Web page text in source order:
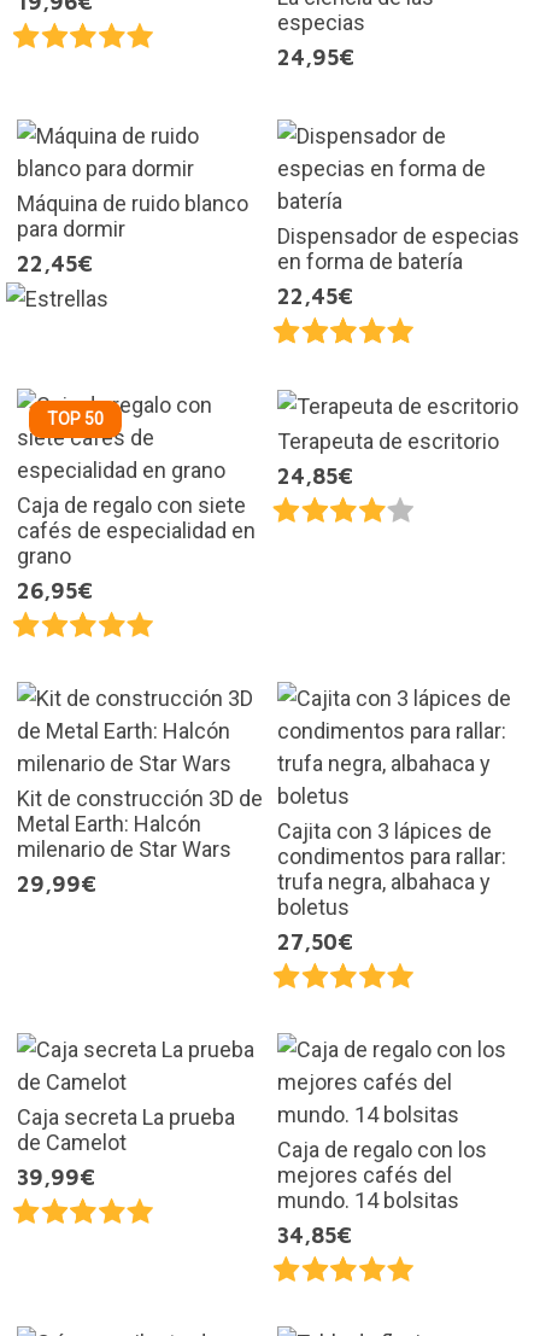
especias
24,95€
Máquina de ruido blanco
para dormir
22,45€
Dispensador de especias
en forma de batería
22,45€
TOP 50
Caja de regalo con siete
cafés de especialidad en
grano
26,95€
Terapeuta de escritorio
24,85€
Kit de construcción 3D de
Metal Earth: Halcón
milenario de Star Wars
29,99€
Cajita con 3 lápices de
condimentos para rallar:
trufa negra, albahaca y
boletus
27,50€
Caja secreta La prueba
de Camelot
39,99€
Caja de regalo con los
mejores cafés del
mundo. 14 bolsitas
34,85€